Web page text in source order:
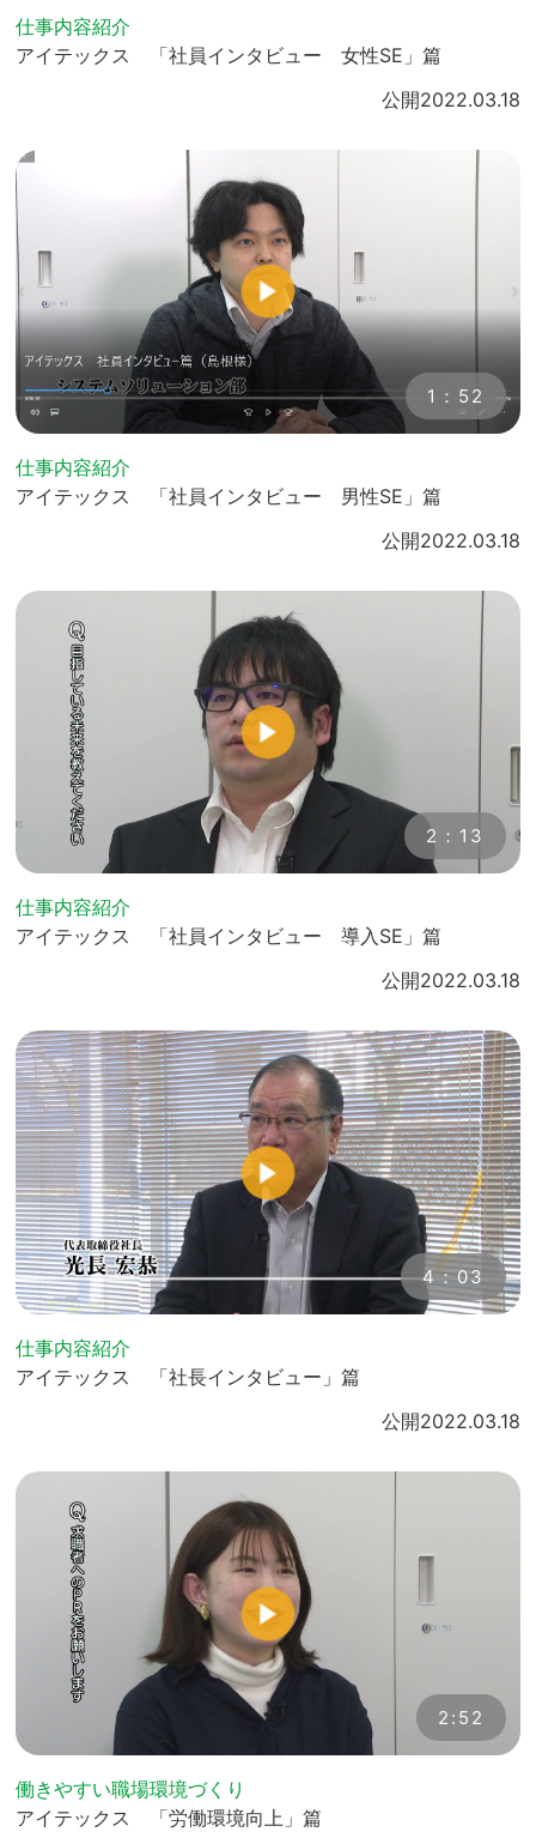
仕事内容紹介
アイテックス 「社員インタビュー 女性SE」篇
公開2022.03.18
1：52
仕事内容紹介
アイテックス 「社員インタビュー 男性SE」篇
公開2022.03.18
2：13
仕事内容紹介
アイテックス 「社員インタビュー 導入SE」篇
公開2022.03.18
4：03
仕事内容紹介
アイテックス 「社長インタビュー」篇
公開2022.03.18
2:52
働きやすい職場環境づくり
アイテックス 「労働環境向上」篇